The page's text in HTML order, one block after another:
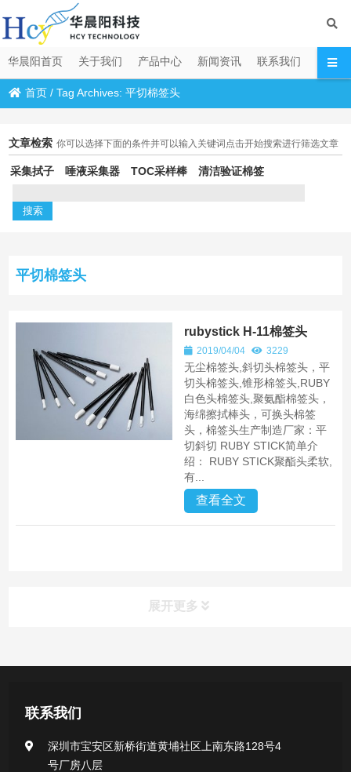
华晨阳首页 关于我们 产品中心 新闻资讯 联系我们
首页 /Tag Archives: 平切棉签头
文章检索 你可以选择下面的条件并可以输入关键词点击开始搜索进行筛选文章
采集拭子 唾液采集器 TOC采样棒 清洁验证棉签
平切棉签头
rubystick H-11棉签头
2019/04/04 3229
无尘棉签头,斜切头棉签头，平
切头棉签头,锥形棉签头,RUBY
白色头棉签头,聚氨酯棉签头，
海绵擦拭棒头，可换头棉签
头，棉签头生产制造厂家：平
切斜切 RUBY STICK简单介
绍： RUBY STICK聚酯头柔软,
有...
查看全文
展开更多
产品中心
医用无菌采样拭子系列
一次性使用采样器系列
联系我们
深圳市宝安区新桥街道黄埔社区上南东路128号4
号厂房八层